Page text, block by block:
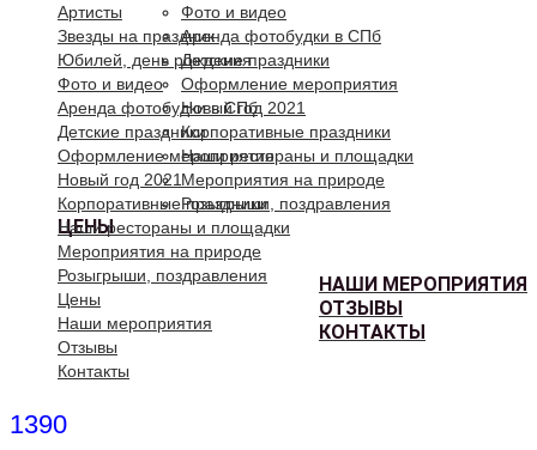
Фото и видео
Аренда фотобудки в СПб
Детские праздники
Оформление мероприятия
Новый год 2021
Корпоративные праздники
Наши рестораны и площадки
Мероприятия на природе
Розыгрыши, поздравления
ЦЕНЫ
НАШИ МЕРОПРИЯТИЯ
ОТЗЫВЫ
КОНТАКТЫ
Артисты
Звезды на праздник
Юбилей, день рождения
Фото и видео
Аренда фотобудки в СПб
Детские праздники
Оформление мероприятия
Новый год 2021
Корпоративные праздники
Наши рестораны и площадки
Мероприятия на природе
Розыгрыши, поздравления
Цены
Наши мероприятия
Отзывы
Контакты
1390